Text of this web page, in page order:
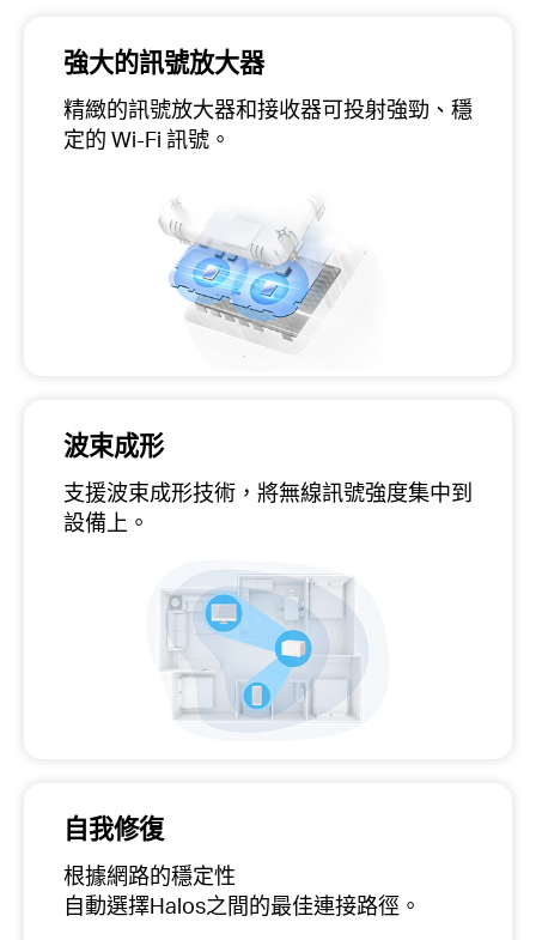
強大的訊號放大器
精緻的訊號放大器和接收器可投射強勁、穩
定的 Wi-Fi 訊號。
波束成形
支援波束成形技術，將無線訊號強度集中到
設備上。
自我修復
根據網路的穩定性
自動選擇Halos之間的最佳連接路徑。